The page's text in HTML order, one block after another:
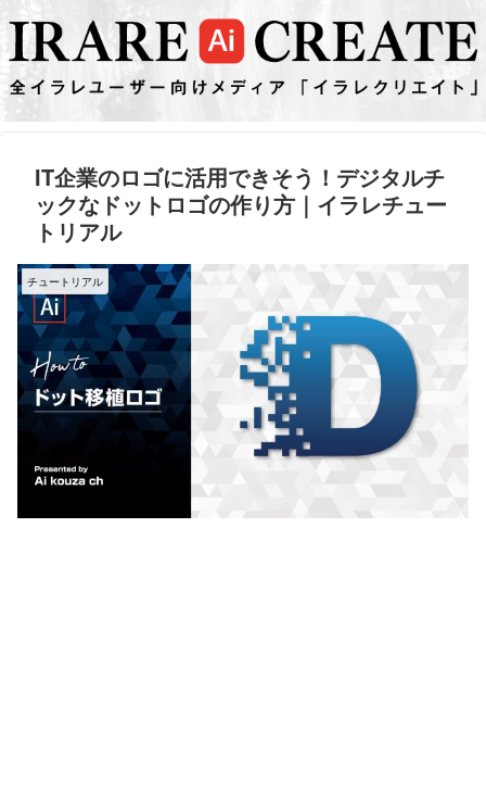
IT企業のロゴに活用できそう！デジタルチ
ックなドットロゴの作り方｜イラレチュー
トリアル
チュートリアル